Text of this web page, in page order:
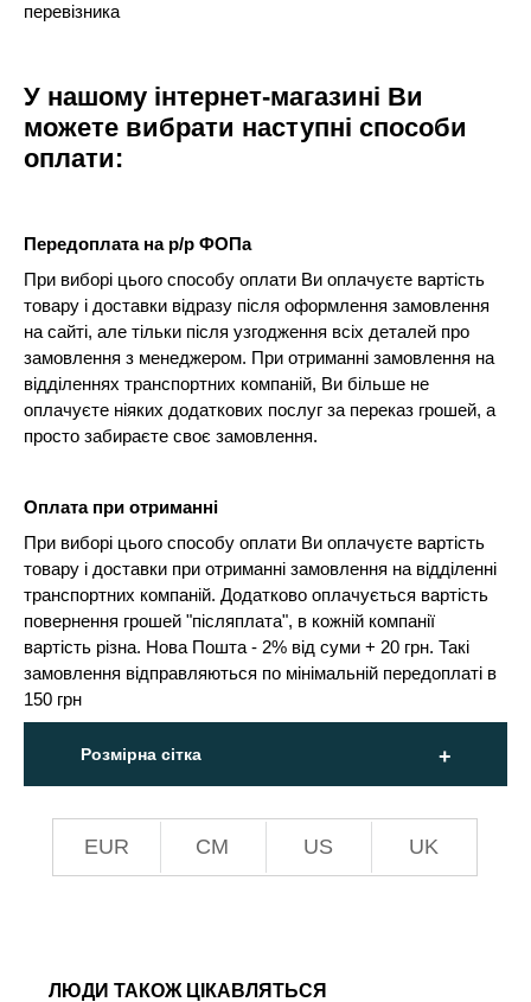
перевізника
У нашому інтернет-магазині Ви
можете вибрати наступні способи
оплати:
Передоплата на р/р ФОПа
При виборі цього способу оплати Ви оплачуєте вартість
товару і доставки відразу після оформлення замовлення
на сайті, але тільки після узгодження всіх деталей про
замовлення з менеджером. При отриманні замовлення на
відділеннях транспортних компаній, Ви більше не
оплачуєте ніяких додаткових послуг за переказ грошей, а
просто забираєте своє замовлення.
Оплата при отриманні
При виборі цього способу оплати Ви оплачуєте вартість
товару і доставки при отриманні замовлення на відділенні
транспортних компаній. Додатково оплачується вартість
повернення грошей "післяплата", в кожній компанії
вартість різна. Нова Пошта - 2% від суми + 20 грн. Такі
замовлення відправляються по мінімальній передоплаті в
150 грн
Розмірна сітка
EUR СМ US UK
ЛЮДИ ТАКОЖ ЦІКАВЛЯТЬСЯ